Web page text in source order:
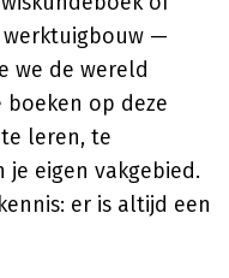
—
we de wereld
boeken op deze
leren, te
eigen vakgebied.
er is altijd een